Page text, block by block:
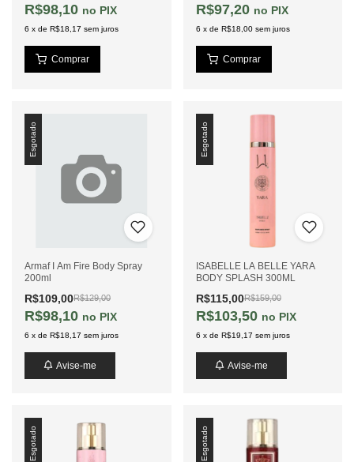
R$98,10 PIX
6 x de R$18,17 sem juros
R$97,20 PIX
6 x de R$18,00 sem juros
Esgotado
Armaf I Am Fire Body Spray
200ml
R$109,00R$129,00
R$98,10 PIX
6 x de R$18,17 sem juros
Avise-me
Esgotado
ISABELLE LA BELLE YARA
BODY SPLASH 300ML
R$115,00R$159,00
R$103,50 PIX
6 x de R$19,17 sem juros
Avise-me
Esgotado Esgotado